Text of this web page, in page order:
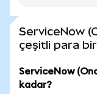
ServiceNow
çeşitli para
ServiceNow
kadar?